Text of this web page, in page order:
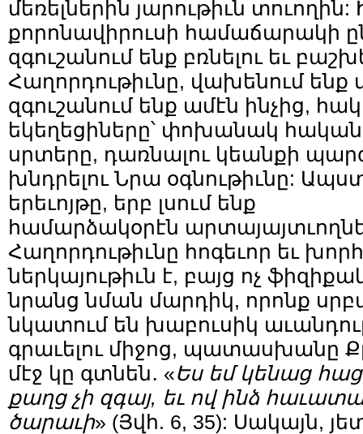
մեռելներին յարութիւն տուողին:
քորոնավիրուսի համաճարակի
զգուշանում ենք բռնելու եւ
Հաղորդութիւնը, վախենում ենք
զգուշանում ենք ամէն ինչից,
եկեղեցիները՝ փոխանակ
սրտերը, դառնալու կեանքի
խնդրելու Նրա օգնութիւնը:
երեւոյթը, երբ լսում ենք
համարձակօրէն
Հաղորդութիւնը հոգեւոր եւ
ներկայութիւն է, բայց ոչ
նրանց նման մարդիկ, որոնք
նկատում են խաբուսիկ
գրաւելու միջոց, պատասխանը
մէջ կը գտնեն․ «Ես եմ կենաց
քաղց չի զգայ, եւ ով ինձ
ծարաւի» (Յվհ. 6, 35): Սակայն,